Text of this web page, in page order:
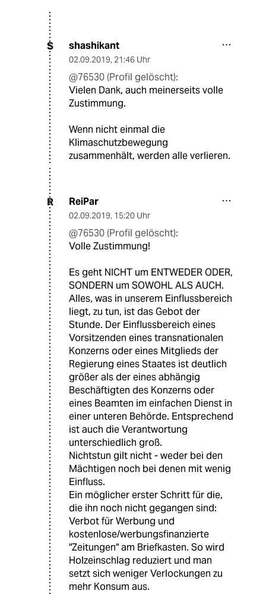
S shashikant
02.09.2019, 21:46 Uhr
@76530 (Profil gelöscht):
Vielen Dank, auch meinerseits volle
Zustimmung.
Wenn nicht einmal die
Klimaschutzbewegung
zusammenhält, werden alle verlieren.
R ReiPar
02.09.2019, 15:20 Uhr
@76530 (Profil gelöscht):
Volle Zustimmung!
Es geht NICHT um ENTWEDER ODER,
SONDERN um SOWOHL ALS AUCH.
Alles, was in unserem Einflussbereich
liegt, zu tun, ist das Gebot der
Stunde. Der Einflussbereich eines
Vorsitzenden eines transnationalen
Konzerns oder eines Mitglieds der
Regierung eines Staates ist deutlich
größer als der eines abhängig
Beschäftigten des Konzerns oder
eines Beamten im einfachen Dienst in
einer unteren Behörde. Entsprechend
ist auch die Verantwortung
unterschiedlich groß.
Nichtstun gilt nicht - weder bei den
Mächtigen noch bei denen mit wenig
Einfluss.
Ein möglicher erster Schritt für die,
die ihn noch nicht gegangen sind:
Verbot für Werbung und
kostenlose/werbungsfinanzierte
"Zeitungen" am Briefkasten. So wird
Holzeinschlag reduziert und man
setzt sich weniger Verlockungen zu
mehr Konsum aus.